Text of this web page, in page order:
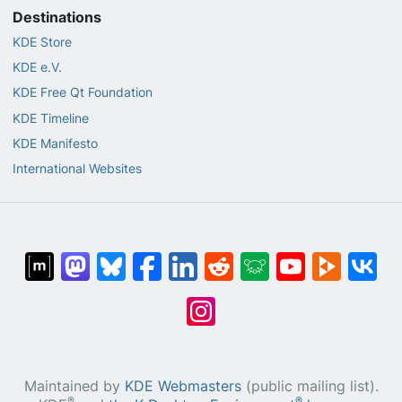
Destinations
KDE Store
KDE e.V.
KDE Free Qt Foundation
KDE Timeline
KDE Manifesto
International Websites
Maintained by KDE Webmasters(public mailing list).